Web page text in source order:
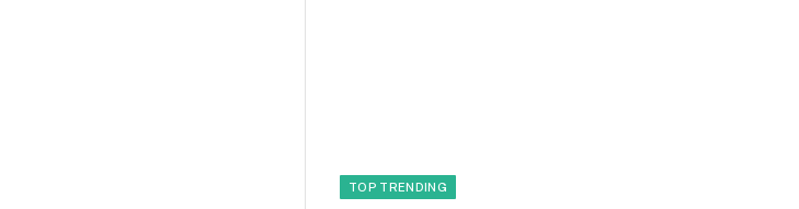
TOP TRENDING